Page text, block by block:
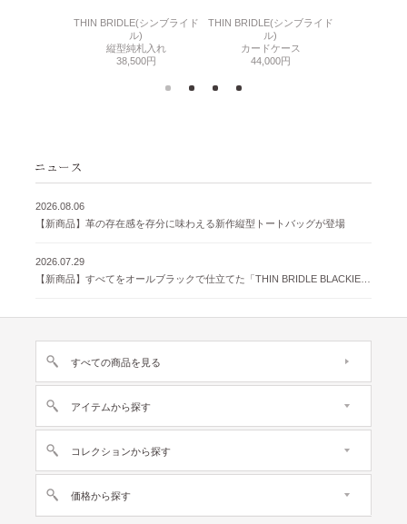
THIN BRIDLE(シンブライド
ル)
縦型純札入れ
38,500円
THIN BRIDLE(シンブライド
ル)
カードケース
44,000円
2026.08.06
【新商品】革の存在感を存分に味わえる新作縦型トートバッグが登場
2026.07.29
すべての商品を見る
アイテムから探す
コレクションから探す
価格から探す